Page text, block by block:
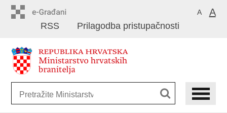
sadržaj
A A
Prilagodba pristupačnosti
RSS